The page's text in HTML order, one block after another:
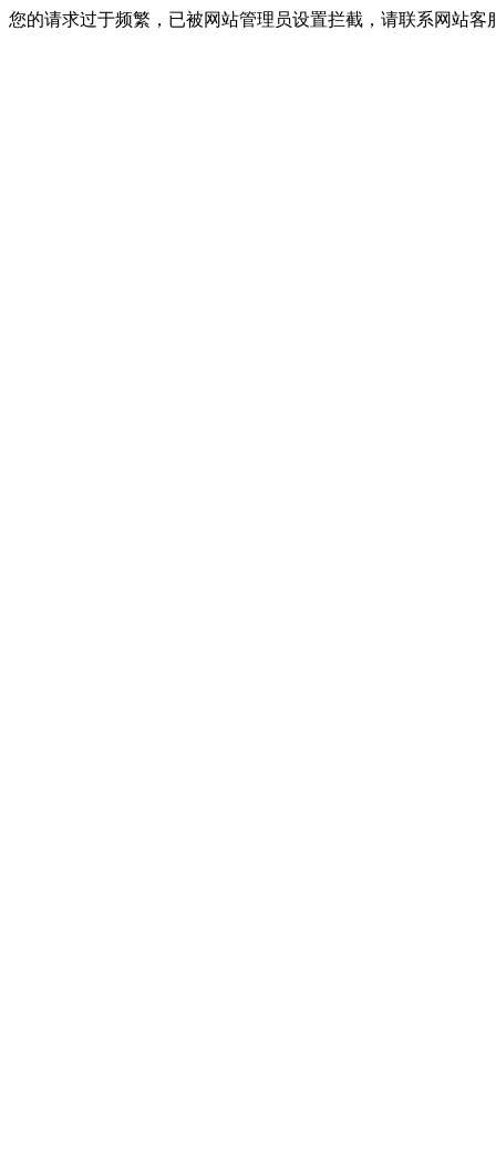
您的请求过于频繁，已被网站管理员设置拦截，请联系网站客